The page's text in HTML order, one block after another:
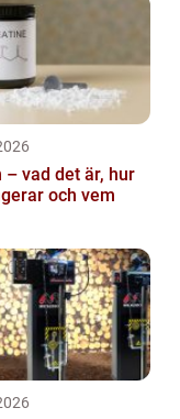
– vad det är, hur
och vem